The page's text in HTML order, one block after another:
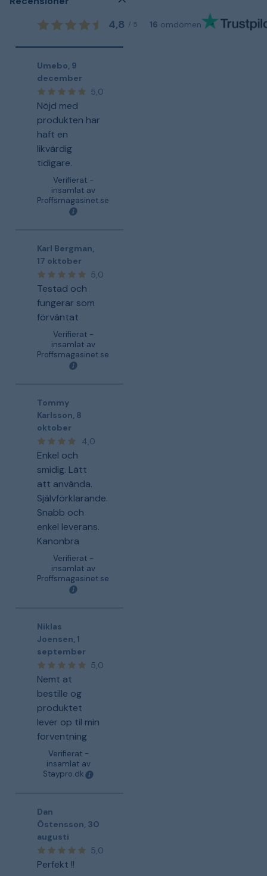
4,8 / 5 16 omdömen
Umebo, 9
december
5,0
Nöjd med
produkten har
haft en
likvärdig
tidigare.
Verifierat -
insamlat av
Proffsmagasinet.se
Karl Bergman,
17 oktober
5,0
Testad och
fungerar som
förväntat
Verifierat -
insamlat av
Proffsmagasinet.se
Tommy
Karlsson, 8
oktober
4,0
Enkel och
smidig. Lätt
att använda.
Självförklarande.
Snabb och
enkel leverans.
Kanonbra
Verifierat -
insamlat av
Proffsmagasinet.se
Niklas
Joensen, 1
september
5,0
Nemt at
bestille og
produktet
lever op til min
forventning
Verifierat -
insamlat av
Staypro.dk
Dan
Östensson, 30
augusti
5,0
Perfekt !!